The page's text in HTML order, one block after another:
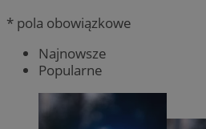
* pola obowiązkowe
Najnowsze
Popularne